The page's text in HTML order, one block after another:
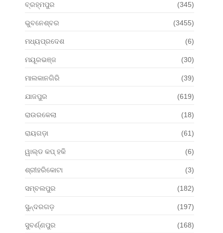
ବ୍ରହ୍ମପୁର (345)
ଭୁବନେଶ୍ବର (3455)
ମଧ୍ୟପ୍ରଦେଶ (6)
ମୟୂରଭଞ୍ଜ (30)
ମାଲକାନଗିରି (39)
ଯାଜପୁର (619)
ରାଉରକେଲା (18)
ରାୟଗଡ଼ା (61)
ୱାଲ୍ଡ କପ୍ ହକି (6)
ଶ୍ରୀହରିକୋଟା (3)
ସମ୍ବଲପୁର (182)
ସୁନ୍ଦରଗଡ଼ (197)
ସୁବର୍ଣ୍ଣପୁର (168)